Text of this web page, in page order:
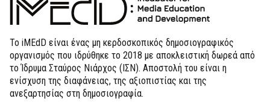
Το iMEdD είναι ένας μη κερδοσκοπικός δημοσιογραφικός
οργανισμός που ιδρύθηκε το 2018 με αποκλειστική δωρεά από
το Ίδρυμα Σταύρος Νιάρχος (ΙΣΝ). Αποστολή του είναι η
ενίσχυση της διαφάνειας, της αξιοπιστίας και της
ανεξαρτησίας στη δημοσιογραφία.